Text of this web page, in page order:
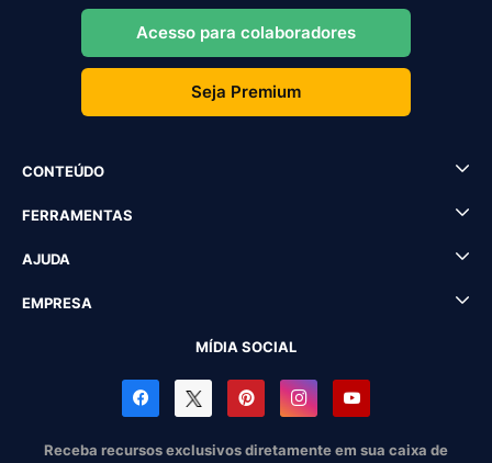
Acesso para colaboradores
Seja Premium
CONTEÚDO
FERRAMENTAS
AJUDA
EMPRESA
MÍDIA SOCIAL
Receba recursos exclusivos diretamente em sua caixa de